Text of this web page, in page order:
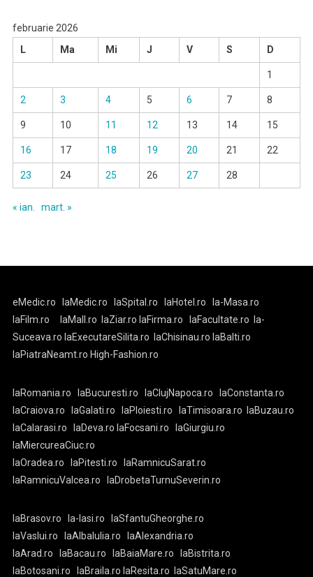
februarie 2026
L
Ma Mi J V S D
1
2 3 4 5 6 7 8
9 10 11 12 13 14 15
16 17 18 19 20 21 22
23 24 25 26 27 28
« ian. mart. »
eMedic.ro laMedic.ro laSpital.ro laHotel.ro
la-Masa.ro
laFilm.ro
laMall.ro laZiar.ro laFirma.ro laFacultate.ro
la-
Suceava.ro laExecutareSilita.ro laChisinau.ro laBalti.ro
laPiatraNeamt.ro High-Fashion.ro
laRomania.ro laBucuresti.ro laClujNapoca.ro
laConstanta.ro
laCraiova.ro
laGalati.ro laPloiesti.ro laTimisoara.ro
laBuzau.ro
laCalarasi.ro
laDeva.ro laFocsani.ro
laGiurgiu.ro
laMiercureaCiuc.ro
laOradea.ro
laPitesti.ro
laRamnicuSarat.ro
laRamnicuValcea.ro
laDrobetaTurnuSeverin.ro
laBrasov.ro la-Iasi.ro
laSfantuGheorghe.ro
laVaslui.ro
laAlbaIulia.ro
laAlexandria.ro
laArad.ro
laBacau.ro laBaiaMare.ro
laBistrita.ro
laBotosani.ro
laBraila.ro laResita.ro laSatuMare.ro